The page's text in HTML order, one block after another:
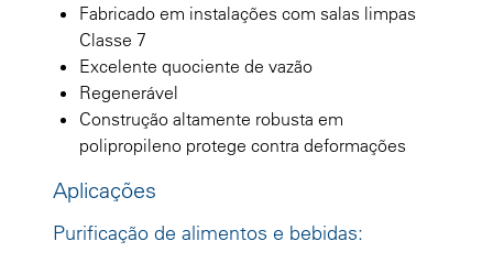
Fabricado em instalações com salas limpas
Classe 7
Excelente quociente de vazão
Regenerável
Construção altamente robusta em
polipropileno protege contra deformações
Aplicações
Purificação de alimentos e bebidas: